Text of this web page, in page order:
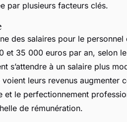
par plusieurs facteurs clés.
des salaires pour le
et 35 000 euros par an, selon le
s’attendre à un salaire plus
voient leurs revenus augmenter
et le perfectionnement
de rémunération.